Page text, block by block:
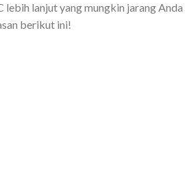
lebih lanjut yang mungkin jarang Anda
berikut ini!